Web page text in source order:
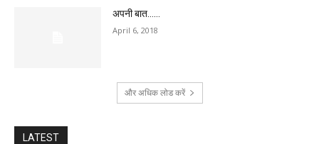
अपनी बात……
April 6, 2018
और अधिक लोड करें
LATEST